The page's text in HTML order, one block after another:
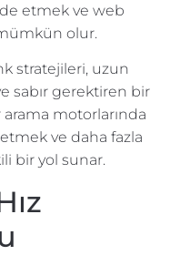
etmek ve web
olur.
stratejileri, uzun
sabır gerektiren bir
motorlarında
ve daha fazla
bir yol sunar.